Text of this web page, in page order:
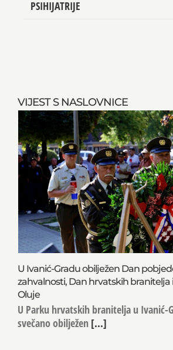
VIJEST S NASLOVNICE
U Ivanić-Gradu obilježen Dan
zahvalnosti, Dan hrvatskih branitelja
Oluje
U Parku hrvatskih branitelja u Ivanić-
svečano obilježen [...]
PSIHIJATRIJE